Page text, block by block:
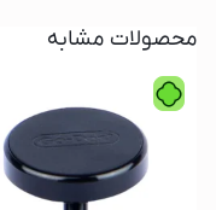
محصولات مشابه